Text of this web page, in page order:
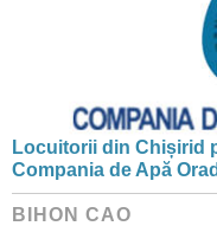
Locuitorii din Chișirid
Compania de Apă
BIHON CAO